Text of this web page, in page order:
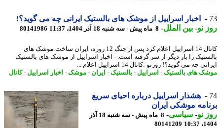
اخبار اسراییل از موشک های بالستیک ایرانی چه می گوید؟!
نو- بین الملل-8 ماه پیش - سه شنبه 18 آذر 1404، 11:37 80141986
کانال 14 اسراییل اعلام کرد پس از جنگ 12 روزه، ایران ساخت موشک های
را بار دیگر از سر گرفته است. - اخبار اسراییل از موشک های بالستیک
چه می گوید؟! روزنو :کانال 14 اسراییل اعلام ...
های بالستیک-اسراییل -بالستیک-ایران - موشک-اخبار اسراییل -کانال
هشدار اسراییل درباره احیای سریع
موشکی ایران
نو- سیاسی-
8 ماه پیش - سه شنبه 18 آذر
80141209